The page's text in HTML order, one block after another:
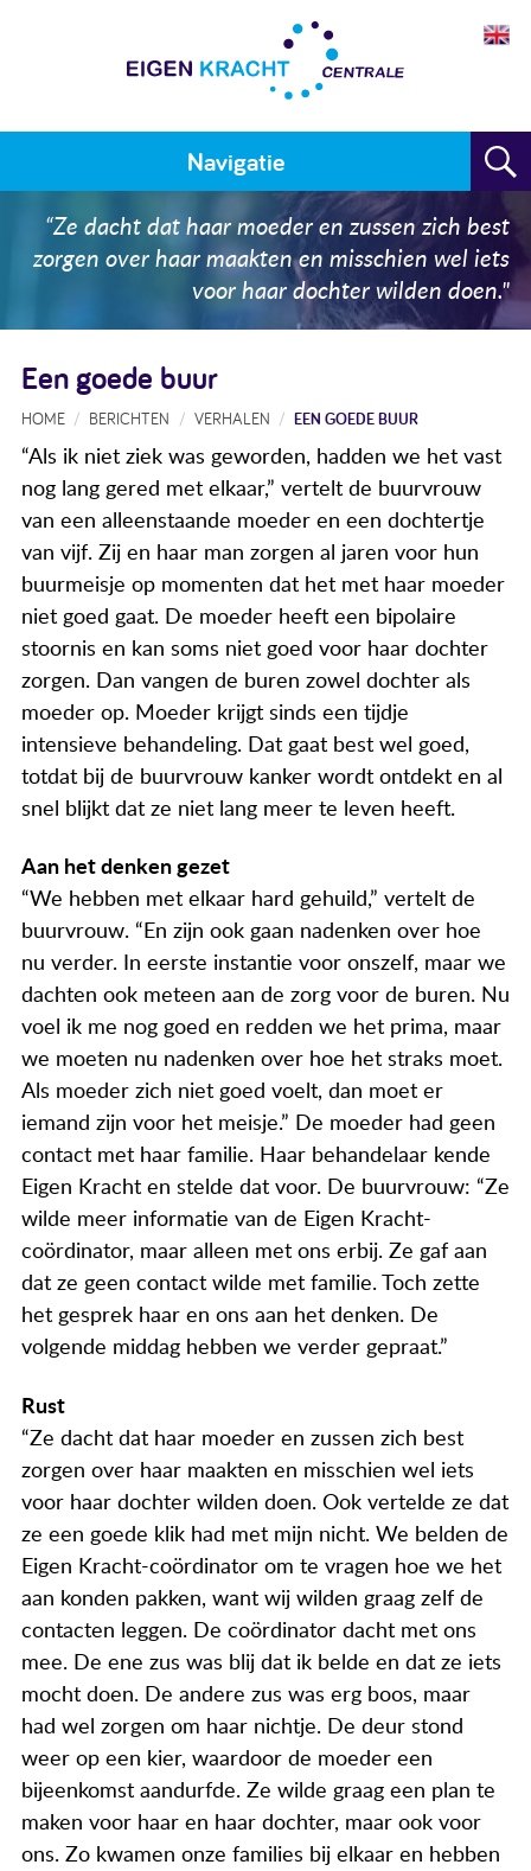
Navigatie
Home
Plan maken
Training
Voor wie
Meedoen
Actueel
Contact
“Ze dacht dat haar moeder en zussen zich best
zorgen over haar maakten en misschien wel iets
voor haar dochter wilden doen."
Een goede buur
HOME BERICHTEN VERHALEN EEN GOEDE BUUR
“Als ik niet ziek was geworden, hadden we het vast
nog lang gered met elkaar,” vertelt de buurvrouw
van een alleenstaande moeder en een dochtertje
van vijf. Zij en haar man zorgen al jaren voor hun
buurmeisje op momenten dat het met haar moeder
niet goed gaat. De moeder heeft een bipolaire
stoornis en kan soms niet goed voor haar dochter
zorgen. Dan vangen de buren zowel dochter als
moeder op. Moeder krijgt sinds een tijdje
intensieve behandeling. Dat gaat best wel goed,
totdat bij de buurvrouw kanker wordt ontdekt en al
snel blijkt dat ze niet lang meer te leven heeft.
Aan het denken gezet
“We hebben met elkaar hard gehuild,” vertelt de
buurvrouw. “En zijn ook gaan nadenken over hoe
nu verder. In eerste instantie voor onszelf, maar we
dachten ook meteen aan de zorg voor de buren. Nu
voel ik me nog goed en redden we het prima, maar
we moeten nu nadenken over hoe het straks moet.
Als moeder zich niet goed voelt, dan moet er
iemand zijn voor het meisje.” De moeder had geen
contact met haar familie. Haar behandelaar kende
Eigen Kracht en stelde dat voor. De buurvrouw: “Ze
wilde meer informatie van de Eigen Kracht-
coördinator, maar alleen met ons erbij. Ze gaf aan
dat ze geen contact wilde met familie. Toch zette
het gesprek haar en ons aan het denken. De
volgende middag hebben we verder gepraat.”
Rust
“Ze dacht dat haar moeder en zussen zich best
zorgen over haar maakten en misschien wel iets
voor haar dochter wilden doen. Ook vertelde ze dat
ze een goede klik had met mijn nicht. We belden de
Eigen Kracht-coördinator om te vragen hoe we het
aan konden pakken, want wij wilden graag zelf de
contacten leggen. De coördinator dacht met ons
mee. De ene zus was blij dat ik belde en dat ze iets
mocht doen. De andere zus was erg boos, maar
had wel zorgen om haar nichtje. De deur stond
weer op een kier, waardoor de moeder een
bijeenkomst aandurfde. Ze wilde graag een plan te
maken voor haar en haar dochter, maar ook voor
ons. Zo kwamen onze families bij elkaar en hebben